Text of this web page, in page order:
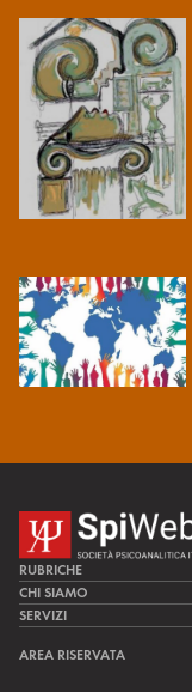
RUBRICHE
LA CURA
LA RICERCA
CHI SIAMO
LA SPI
TEAM DI SPIWEB
SERVIZI
AREA RISERVATA